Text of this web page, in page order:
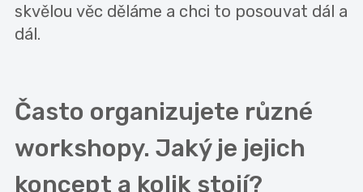
skvělou věc děláme a chci to posouvat dál a
dál.
Často organizujete různé
workshopy. Jaký je jejich
koncept a kolik stojí?